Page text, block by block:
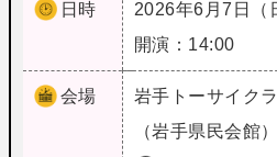
日時
2026年6月7日（
開演：14:00
会場 岩手 トーサイク
（岩手県民会館